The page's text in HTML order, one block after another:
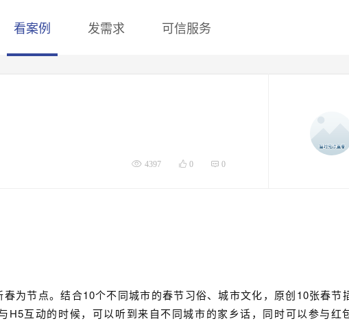
看案例 发需求 可信服务
4397 0 0
为节点。结合10个不同城市的春节习俗、城市文化，原创10张春节
H5互动的时候，可以听到来自不同城市的家乡话，同时可以参与红